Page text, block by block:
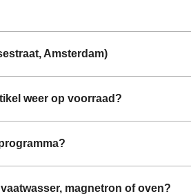
Amsterdam)
weer op voorraad?
magnetron of oven?